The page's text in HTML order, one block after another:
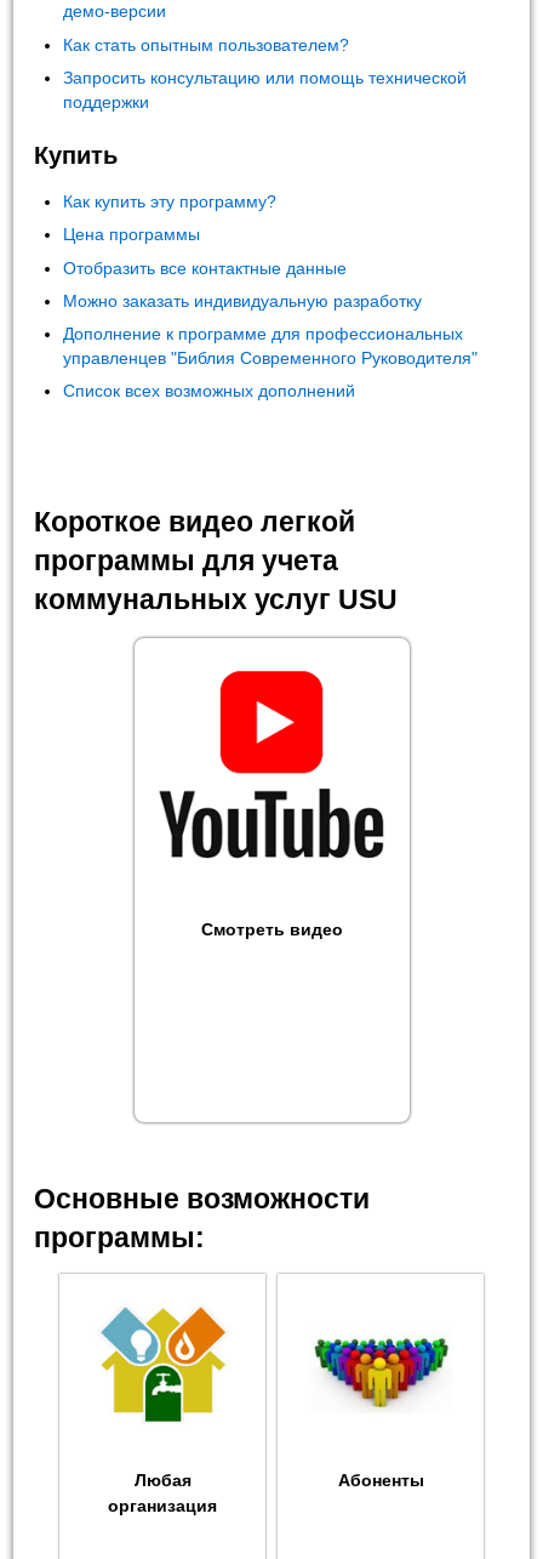
демо-версии
Как стать опытным пользователем?
Запросить консультацию или помощь технической
поддержки
Купить
Как купить эту программу?
Цена программы
Отобразить все контактные данные
Можно заказать индивидуальную разработку
Дополнение к программе для профессиональных
управленцев "Библия Современного Руководителя"
Список всех возможных дополнений
Короткое видео легкой
программы для учета
коммунальных услуг USU
Смотреть видео
Основные возможности
программы:
Любая
организация
Абоненты